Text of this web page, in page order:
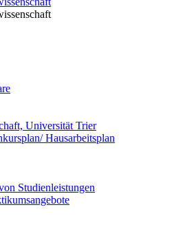
Universität Trier
Hausarbeitsplan
Studienleistungen